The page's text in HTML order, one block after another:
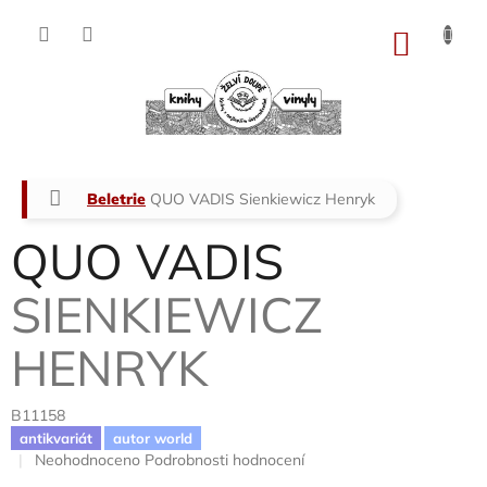
Domů
Beletrie QUO VADIS Sienkiewicz Henryk
QUO VADIS
SIENKIEWICZ
HENRYK
B11158
antikvariát autor world
Průměrné
Neohodnoceno Podrobnosti hodnocení